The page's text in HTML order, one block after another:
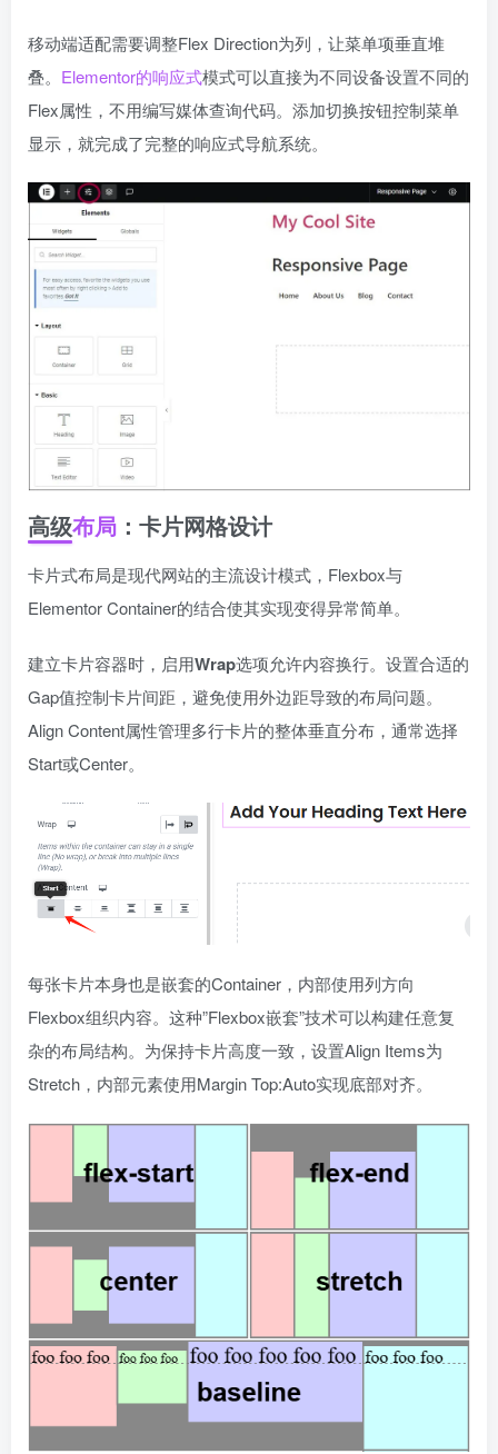
移动端适配需要调整Flex Direction为列，让菜单项垂直堆
叠。 Elementor的响应式模式可以直接为不同设备设置不同的
Flex属性，不用编写媒体查询代码。添加切换按钮控制菜单
显示，就完成了完整的响应式导航系统。
高级布局 ：卡片网格设计
卡片式布局是现代网站的主流设计模式，Flexbox与
Elementor Container的结合使其实现变得异常简单。
建立卡片容器时，启用Wrap选项允许内容换行。设置合适的
Gap值控制卡片间距，避免使用外边距导致的布局问题。
Align Content属性管理多行卡片的整体垂直分布，通常选择
Start或Center。
每张卡片本身也是嵌套的Container，内部使用列方向
Flexbox组织内容。这种”Flexbox嵌套”技术可以构建任意复
杂的布局结构。为保持卡片高度一致，设置Align Items为
Stretch，内部元素使用Margin Top:Auto实现底部对齐。